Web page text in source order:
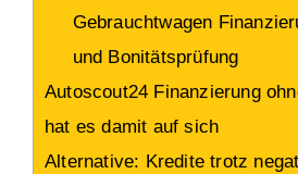
Gebrauchtwagen
und Bonitätsprüfung
Autoscout24 Finanzierung
hat es damit auf sich
Alternative: Kredite trotz